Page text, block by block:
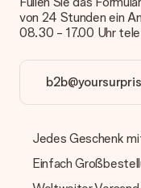
Kundenservice.
Zahlung
Wie kann ich meine
Wir bieten die
mit normaler
Kreditkarte oder auf
Geschenks jedoch um
Geschenk
von 24 Stunden ein
08.30 - 17.00 Uhr
Jedes Geschenk
Einfach